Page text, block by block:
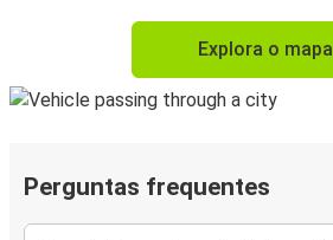
Explora o mapa
Perguntas frequentes